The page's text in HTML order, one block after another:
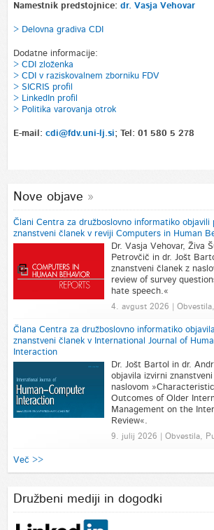
Namestnik predstojnice: dr. Vasja Vehovar
> Delovna gradiva CDI
Dodatne informacije:
> CDI zloženka
> CDI v raziskovalnem zborniku FDV
> SICRIS profil
> LinkedIn profil
> Politika varovanja otrok
E-mail: cdi@fdv.uni-lj.si; Tel: 01 580 5 278
Nove objave
Člani Centra za družboslovno informatiko objavili
znanstveni članek v reviji Computers in Human
Dr. Vasja Vehovar, Živa
Petrovčič in dr. Jošt
znanstveni članek z
review of survey
hate speech.«
4. avgust 2026 |
Člana Centra za družboslovno informatiko
znanstveni članek v International Journal of
Interaction
Dr. Jošt Bartol in dr.
objavila izvirni
naslovom
Outcomes of Older
Management on the
Review«.
9. julij 2026 | Obvestila,
Več >>
Družbeni mediji in dogodki